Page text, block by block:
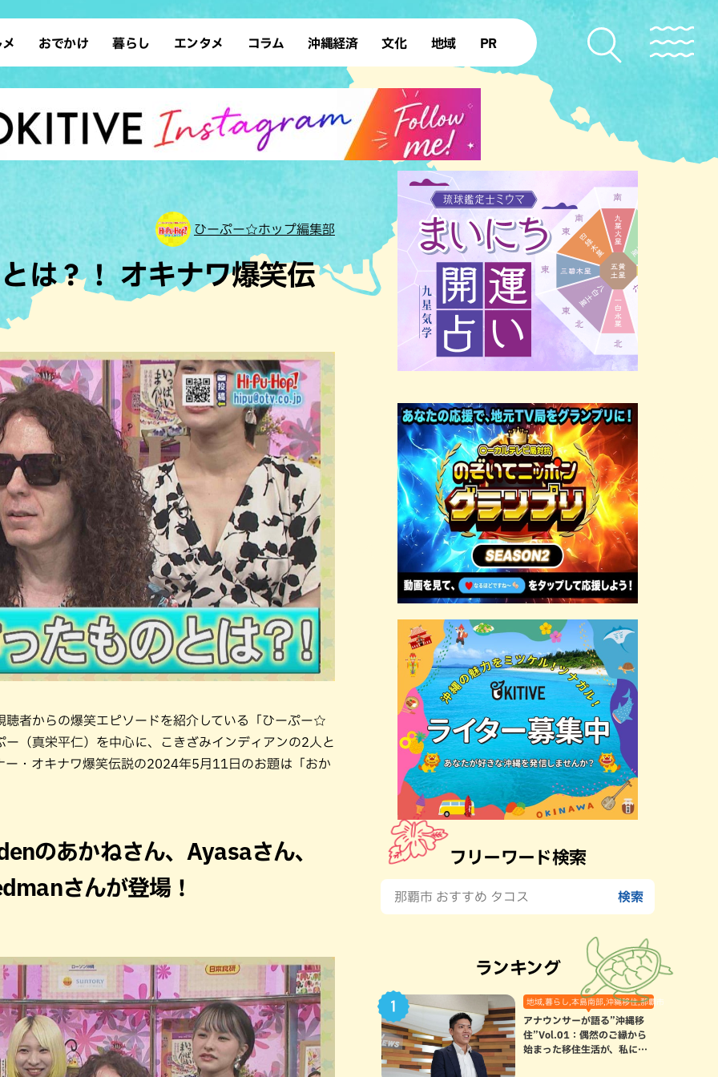
ン 沖縄そば
ウト カフェ
和食・日本料理
イタリアン
洋料理 フレンチ
・焼肉 焼鳥・串料理
肉料理 居酒屋・バー
イキング
カレー
ガー タコス・タコライス
おでかけ
デート ドライブ
散歩 ソロ活
アート
ショッピング ホテル
サウナ 公園
暮らし
レシピ SDGs
ファッション ローカルニュース
沖縄移住 沖縄旧暦行事
エンタメ
スポーツ 占い
タレント・芸人 テレビ
コラム 沖縄経済 文化
復帰50年
地域
本島北部
本島南部 先島諸島
北部離島
PR
ひーぷー☆ホップ編集部
は？！ オキナワ爆笑伝
聴者からの爆笑エピソードを紹介している「ひーぷー☆
（真栄平仁）を中心に、こきざみインディアンの2人と
ー・オキナワ爆笑伝説の2024年5月11日のお題は「おか
のあかねさん、Ayasaさん、
さんが登場！
フリーワード検索
ランキング
地域,暮らし,本島南部,沖縄移住,那覇市
アナウンサーが語る”沖縄移
住”Vol.01：偶然のご縁から
始まった移住生活が、私にと